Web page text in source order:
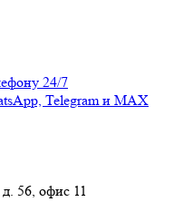
24/7
Telegram и MAX
56, офис 11